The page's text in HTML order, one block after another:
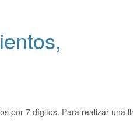
por 7 dígitos. Para realizar una